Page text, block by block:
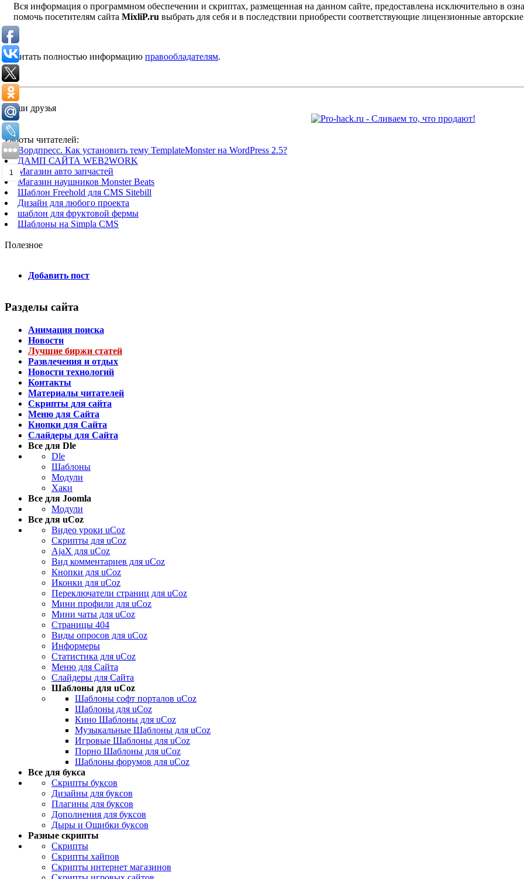
Вся информация о программном обеспечении и скриптах, размещенная на данном сайте, предоставлена исключительно в
помочь посетителям сайта MixliP.ru выбрать для себя и в последствии приобрести соответствующие лицензионные
Читать полностью информацию правообладателям.
Наши друзья
Работы читателей:
Вордпресс. Как установить тему TemplateMonster на WordPress 2.5?
ДАМП САЙТА WEB2WORK
Магазин авто запчастей
Магазин наушников Monster Beats
Шаблон Freehold для CMS Sitebill
Дизайн для любого проекта
шаблон для фруктовой фермы
Шаблоны на Simpla CMS
Полезное
Добавить пост
Разделы сайта
Анимация поиска
Новости
Лучшие биржи статей
Развлечения и отдых
Новости технологий
Контакты
Материалы читателей
Скрипты для сайта
Меню для Сайта
Кнопки для Сайта
Слайдеры для Сайта
Все для Dle
Dle
Шаблоны
Модули
Хаки
Все для Joomla
Модули
Все для uCoz
Видео уроки uCoz
Скрипты для uCoz
AjaX для uCoz
Вид комментариев для uCoz
Кнопки для uCoz
Иконки для uCoz
Переключатели страниц для uCoz
Мини профили для uCoz
Мини чаты для uCoz
Страницы 404
Виды опросов для uCoz
Информеры
Статистика для uCoz
Меню для Сайта
Слайдеры для Сайта
Шаблоны для uCoz
Шаблоны софт порталов uCoz
Шаблоны для uCoz
Кино Шаблоны для uCoz
Музыкальные Шаблоны для uCoz
Игровые Шаблоны для uCoz
Порно Шаблоны для uCoz
Шаблоны форумов для uCoz
Все для букса
Скрипты буксов
Дизайны для буксов
Плагины для буксов
Дополнения для буксов
Дыры и Ошибки буксов
Разные скрипты
Скрипты
Скрипты хайпов
Скрипты интернет магазинов
1